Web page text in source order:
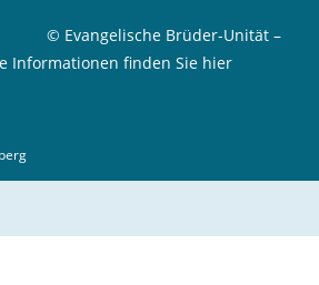
© Evangelische Brüder-Unität –
Informationen finden Sie hier